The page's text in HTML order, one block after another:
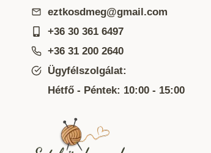
eztkosdmeg@gmail.com
+36 30 361 6497
+36 31 200 2640
Ügyfélszolgálat:
Hétfő - Péntek: 10:00 - 15:00